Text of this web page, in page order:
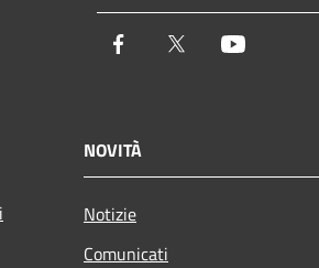
Facebook Twitter
NOVITÀ
Notizie
Comunicati